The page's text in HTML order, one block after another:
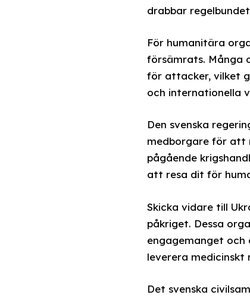
drabbar
För humanitära
försämrats. Många
för attacker, vilket
och internationella
Den svenska
medborgare för att
pågående
att resa dit för
Skicka vidare till
påkriget. Dessa
engagemanget
leverera
Det svenska